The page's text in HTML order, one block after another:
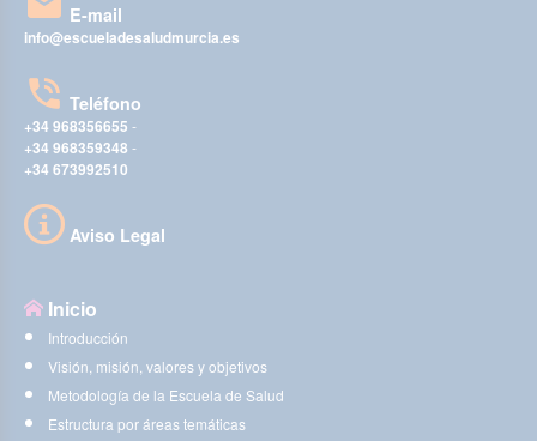
E-mail
info@escueladesaludmurcia.es
Teléfono
+34 968356655 -
+34 968359348 -
+34 673992510
Aviso Legal
Inicio
Introducción
Visión, misión, valores y objetivos
Metodología de la Escuela de Salud
Estructura por áreas temáticas